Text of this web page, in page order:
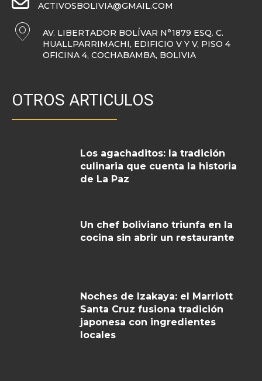
ACTIVOSBOLIVIA@GMAIL.COM
AV. LIBERTADOR BOLÍVAR N°1879 ESQ. C.
HUALLPARRIMACHI, EDIFICIO V Y V, PISO 4
OFICINA 4, COCHABAMBA, BOLIVIA
OTROS ARTICULOS
Los agachaditos: la tradición
culinaria que cuenta la historia
de La Paz
Un chef boliviano triunfa en la
cocina sin abrir un restaurante
Noches de Izakaya: el Marriott
Santa Cruz fusiona tradición
japonesa con ingredientes
locales